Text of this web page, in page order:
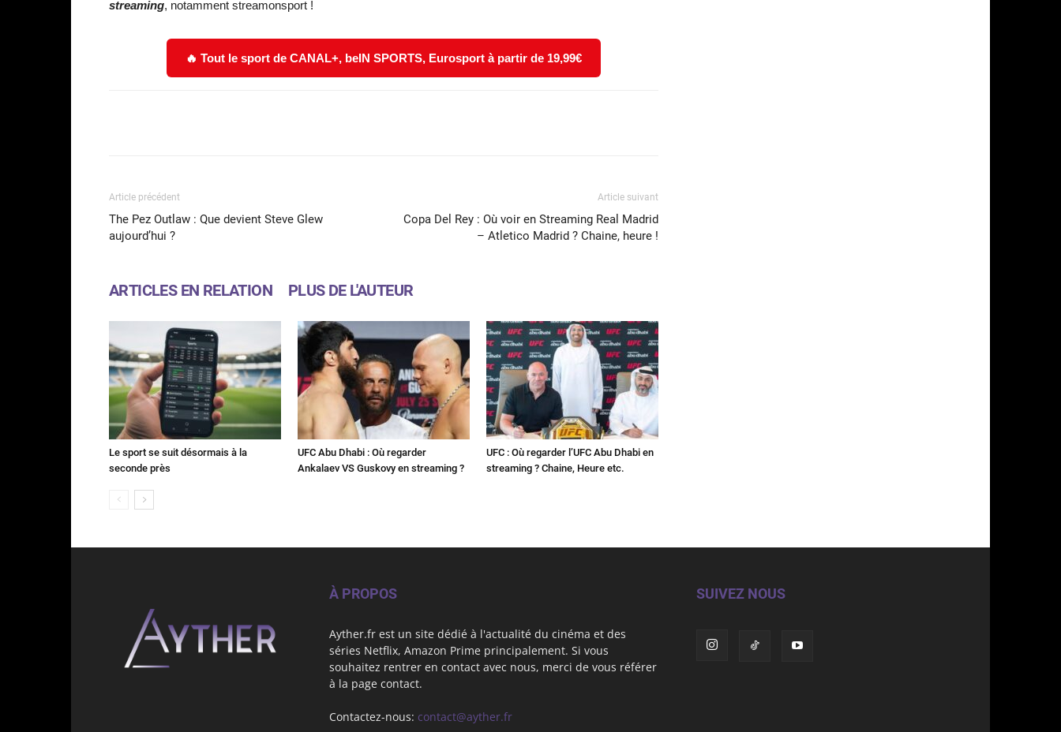
streaming, notamment streamonsport !
🔥 Tout le sport de CANAL+, beIN SPORTS, Eurosport à partir de 19,99€
Article précédent
The Pez Outlaw : Que devient Steve Glew
aujourd’hui ?
Article suivant
Copa Del Rey : Où voir en Streaming Real Madrid
– Atletico Madrid ? Chaine, heure !
ARTICLES EN RELATION PLUS DE L'AUTEUR
Le sport se suit désormais à la
seconde près
UFC Abu Dhabi : Où regarder
Ankalaev VS Guskovy en streaming ?
UFC : Où regarder l’UFC Abu Dhabi en
streaming ? Chaine, Heure etc.
À PROPOS
Ayther.fr est un site dédié à l'actualité du cinéma et des
séries Netflix, Amazon Prime principalement. Si vous
souhaitez rentrer en contact avec nous, merci de vous référer
à la page contact.
Contactez-nous: contact@ayther.fr
SUIVEZ NOUS